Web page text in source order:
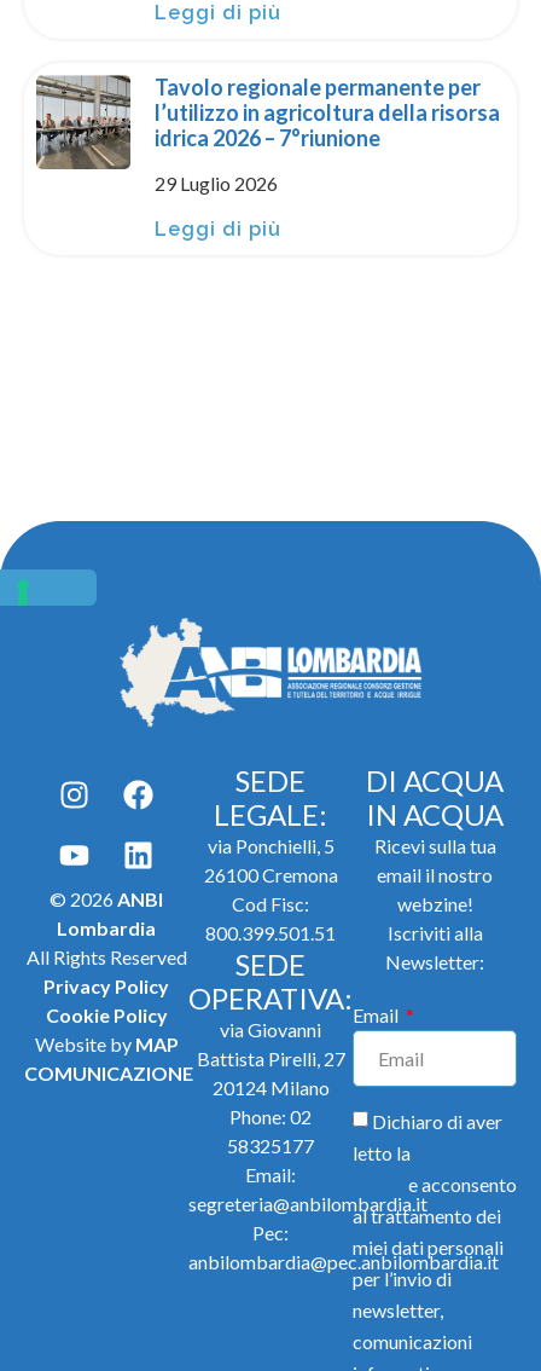
Leggi di più
Tavolo regionale permanente per
l’utilizzo in agricoltura della risorsa
idrica 2026 – 7°riunione
29 Luglio 2026
Leggi di più
© 2026ANBI
Lombardia
All Rights Reserved
Privacy Policy
Cookie Policy
Website by MAP
COMUNICAZIONE
SEDE
LEGALE:
via Ponchielli, 5
26100 Cremona
Cod Fisc:
800.399.501.51
SEDE
OPERATIVA:
via Giovanni
Battista Pirelli, 27
20124 Milano
Phone: 02
58325177
Email:
segreteria@anbilombardia.it
Pec:
anbilombardia@pec.anbilombardia.it
DI ACQUA
IN ACQUA
Ricevi sulla tua
email il nostro
webzine!
Iscriviti alla
Newsletter:
Email
Dichiaro di aver
letto la
e acconsento
al trattamento dei
miei dati personali
per l’invio di
newsletter,
comunicazioni